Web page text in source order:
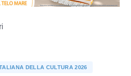
DELLA CULTURA 2026